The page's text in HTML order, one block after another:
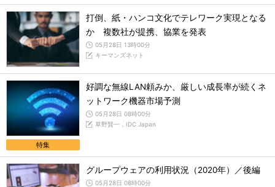
打倒、紙・ハンコ文化でテレワーク実現となる
か 複数社が提携、協業を発表
05月28日 13時00分
キーマンズネット
特集
好調な無線LAN頼みか、厳しい成長率が続くネ
ットワーク機器市場予測
05月28日 08時00分
草野賢一，IDC Japan
グループウェアの利用状況（2020年）／後編
05月28日 08時00分